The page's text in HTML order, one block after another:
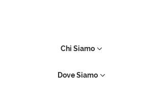
Chi Siamo
Dove Siamo